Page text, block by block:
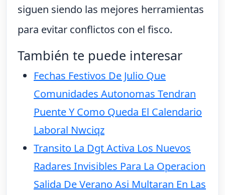
siguen siendo las mejores herramientas
para evitar conflictos con el fisco.
También te puede interesar
Fechas Festivos De Julio Que
Comunidades Autonomas Tendran
Puente Y Como Queda El Calendario
Laboral Nwciqz
Transito La Dgt Activa Los Nuevos
Radares Invisibles Para La Operacion
Salida De Verano Asi Multaran En Las